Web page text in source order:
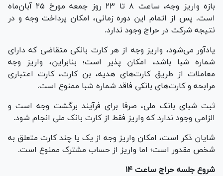
بازه واریز وجه، ساعت ۸ تا ۲۳ روز جمعه مورخ ۲۵ آبان‌ماه
است. پس از اتمام این دوره زمانی، امکان پرداخت وجه و در
نتیجه شرکت در حراج وجود ندارد.
یادآور می‌شود، واریز وجه از هر کارت بانکی متقاضی که دارای
شماره شبا باشد، امکان پذیر است؛ بنابراین، واریز وجه
معاملات از طریق کارت‌های هدیه، بن کارت، کارت اعتباری
مرابحه و کارت‌های بانکی فاقد شماره شبا ممنوع است.
ثبت شبای بانک ملی، صرفا برای فرآیند برگشت وجه است و
الزامی وجود ندارد که واریز فقط از کارت بانک ملی انجام شود.
شایان ذکر است، امکان واریز وجه از یک یا چند کارت متعلق به
شخص مقدور است؛ اما واریز از حساب مشترک ممنوع است.
شروع جلسه حراج ساعت ۱۴